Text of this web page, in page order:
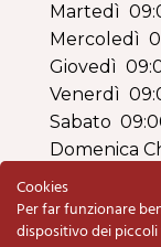
Martedì
Mercoledì
Giovedì
Venerdì
Sabato
Domenica
Cookies
Per far funzionare
dispositivo dei piccoli